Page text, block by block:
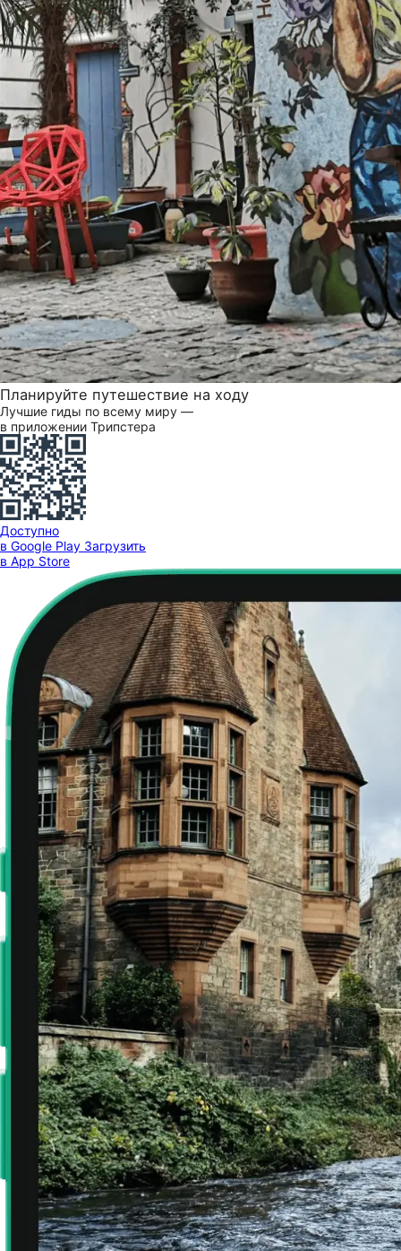
Планируйте путешествие на ходу
Лучшие гиды по всему миру —
в приложении Трипстера
Доступно
в Google Play Загрузить
в App Store